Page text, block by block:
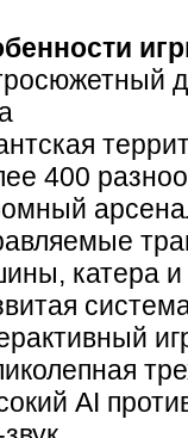
400
катера и
AI